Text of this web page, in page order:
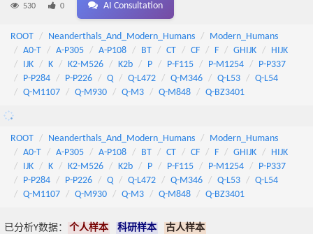
530 0 AI Consultation
ROOT Neanderthals_And_Modern_Humans
Modern_Humans
A0-T
A-P305 A-P108 BT CT CF F GHIJK
HIJK
IJK
K K2-M526 K2b P P-F115 P-M1254
P-P337
P-P284
P-P226 Q Q-L472 Q-M346 Q-L53
Q-L54
Q-M1107
Q-M930 Q-M3 Q-M848 Q-BZ3401
ROOT Neanderthals_And_Modern_Humans
Modern_Humans
A0-T
A-P305 A-P108 BT CT CF F GHIJK
HIJK
IJK
K K2-M526 K2b P P-F115 P-M1254
P-P337
P-P284
P-P226 Q Q-L472 Q-M346 Q-L53
Q-L54
Q-M1107
Q-M930 Q-M3 Q-M848 Q-BZ3401
已分析Y数据： 个人样本 科研样本
古人样本